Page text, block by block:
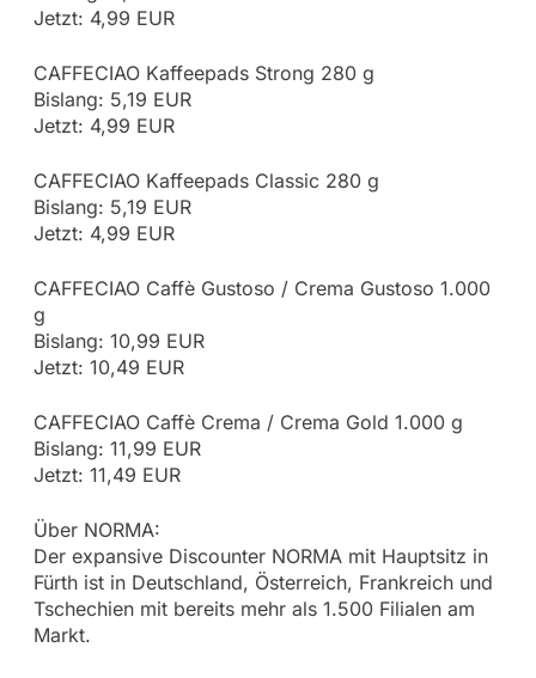
Jetzt: 4,99 EUR
CAFFECIAO Kaffeepads Strong 280 g
Bislang: 5,19 EUR
Jetzt: 4,99 EUR
CAFFECIAO Kaffeepads Classic 280 g
Bislang: 5,19 EUR
Jetzt: 4,99 EUR
CAFFECIAO Caffè Gustoso / Crema Gustoso 1.000
g
Bislang: 10,99 EUR
Jetzt: 10,49 EUR
CAFFECIAO Caffè Crema / Crema Gold 1.000 g
Bislang: 11,99 EUR
Jetzt: 11,49 EUR
Über NORMA:
Der expansive Discounter NORMA mit Hauptsitz in
Fürth ist in Deutschland, Österreich, Frankreich und
Tschechien mit bereits mehr als 1.500 Filialen am
Markt.